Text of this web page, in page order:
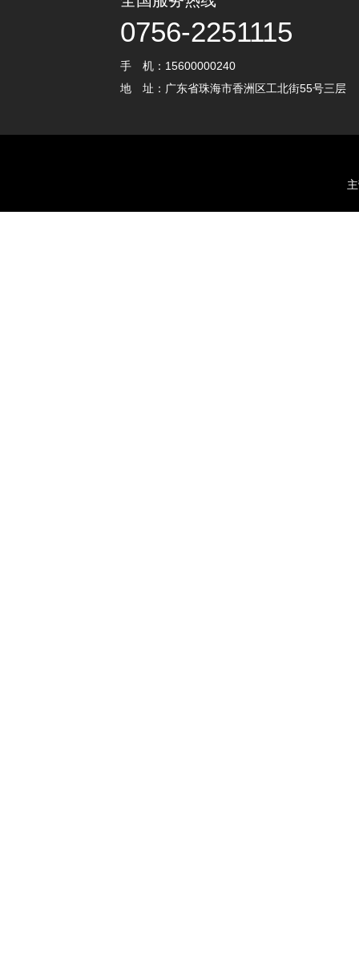
0756-2251115
手 机：15600000240
地 址：广东省珠海市香洲区工北街55号三层